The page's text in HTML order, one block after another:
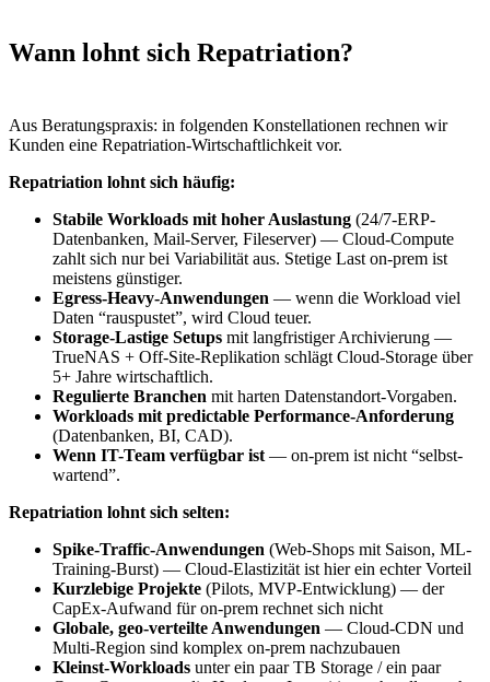
Wann lohnt sich Repatriation?
Aus Beratungspraxis: in folgenden Konstellationen rechnen wir
Kunden eine Repatriation-Wirtschaftlichkeit vor.
Repatriation lohnt sich häufig:
Stabile Workloads mit hoher Auslastung (24/7-ERP-
Datenbanken, Mail-Server, Fileserver) — Cloud-Compute
zahlt sich nur bei Variabilität aus. Stetige Last on-prem ist
meistens günstiger.
Egress-Heavy-Anwendungen — wenn die Workload viel
Daten “rauspustet”, wird Cloud teuer.
Storage-Lastige Setups mit langfristiger Archivierung —
TrueNAS + Off-Site-Replikation schlägt Cloud-Storage über
5+ Jahre wirtschaftlich.
Regulierte Branchen mit harten Datenstandort-Vorgaben.
Workloads mit predictable Performance-Anforderung
(Datenbanken, BI, CAD).
Wenn IT-Team verfügbar ist — on-prem ist nicht “selbst-
wartend”.
Repatriation lohnt sich selten:
Spike-Traffic-Anwendungen (Web-Shops mit Saison, ML-
Training-Burst) — Cloud-Elastizität ist hier ein echter Vorteil
Kurzlebige Projekte (Pilots, MVP-Entwicklung) — der
CapEx-Aufwand für on-prem rechnet sich nicht
Globale, geo-verteilte Anwendungen — Cloud-CDN und
Multi-Region sind komplex on-prem nachzubauen
Kleinst-Workloads unter ein paar TB Storage / ein paar